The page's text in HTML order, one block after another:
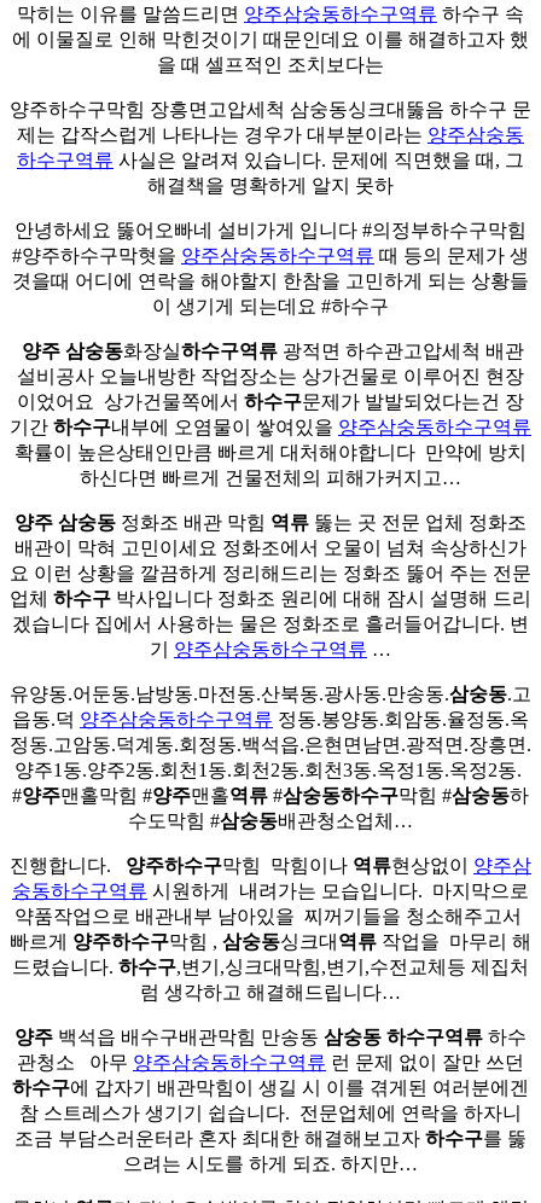
막히는 이유를 말씀드리면 양주삼숭동하수구역류 하수구 속
에 이물질로 인해 막힌것이기 때문인데요 이를 해결하고자 했
을 때 셀프적인 조치보다는
양주하수구막힘 장흥면고압세척 삼숭동싱크대뚫음 하수구 문
제는 갑작스럽게 나타나는 경우가 대부분이라는 양주삼숭동
하수구역류 사실은 알려져 있습니다. 문제에 직면했을 때, 그
해결책을 명확하게 알지 못하
안녕하세요 뚫어오빠네 설비가게 입니다 #의정부하수구막힘
#양주하수구막혓을 양주삼숭동하수구역류 때 등의 문제가 생
겻을때 어디에 연락을 해야할지 한참을 고민하게 되는 상황들
이 생기게 되는데요 #하수구
양주 삼숭동화장실하수구역류 광적면 하수관고압세척 배관
설비공사 오늘내방한 작업장소는 상가건물로 이루어진 현장
이었어요 ​ 상가건물쪽에서 하수구문제가 발발되었다는건 장
기간 하수구내부에 오염물이 쌓여있을 양주삼숭동하수구역류
확률이 높은상태인만큼 빠르게 대처해야합니다 ​ 만약에 방치
하신다면 빠르게 건물전체의 피해가커지고…
양주 삼숭동 정화조 배관 막힘 역류 뚫는 곳 전문 업체 정화조
배관이 막혀 고민이세요 정화조에서 오물이 넘쳐 속상하신가
요 이런 상황을 깔끔하게 정리해드리는 정화조 뚫어 주는 전문
업체 하수구 박사입니다 정화조 원리에 대해 잠시 설명해 드리
겠습니다 집에서 사용하는 물은 정화조로 흘러들어갑니다. 변
기 양주삼숭동하수구역류 …
유양동.어둔동.남방동.마전동.산북동.광사동.만송동.삼숭동.고
읍동.덕 양주삼숭동하수구역류 정동.봉양동.회암동.율정동.옥
정동.고암동.덕계동.회정동.백석읍.은현면남면.광적면.장흥면.
양주1동.양주2동.회천1동.회천2동.회천3동.옥정1동.옥정2동. ​
#양주맨홀막힘 #양주맨홀역류 #삼숭동하수구막힘 #삼숭동하
수도막힘 #삼숭동배관청소업체…
진행합니다. ​ ​ 양주하수구막힘 ​ 막힘이나 역류현상없이 양주삼
숭동하수구역류 시원하게 ​ 내려가는 모습입니다. ​ 마지막으로
약품작업으로 배관내부 남아있을 ​ 찌꺼기들을 청소해주고서 ​
빠르게 양주하수구막힘 , 삼숭동싱크대 역류 작업을 ​ 마무리 해
드렸습니다. 하수구,변기,싱크대막힘,변기,수전교체등 제집처
럼 생각하고 해결해드립니다…
양주 백석읍 배수구배관막힘 만송동 삼숭동 하수구역류 하수
관청소 ​ ​ 아무 양주삼숭동하수구역류 런 문제 없이 잘만 쓰던
하수구에 갑자기 배관막힘이 생길 시 이를 겪게된 여러분에겐
참 스트레스가 생기기 쉽습니다. ​ 전문업체에 연락을 하자니
조금 부담스러운터라 혼자 최대한 해결해보고자 하수구를 뚫
으려는 시도를 하게 되죠. 하지만…